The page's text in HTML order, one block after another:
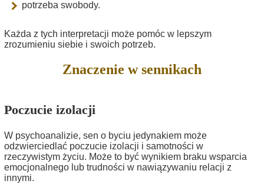
potrzeba swobody.
Każda z tych interpretacji może pomóc w lepszym
zrozumieniu siebie i swoich potrzeb.
Znaczenie w sennikach
Poczucie izolacji
W psychoanalizie, sen o byciu jedynakiem może
odzwierciedlać poczucie izolacji i samotności w
rzeczywistym życiu. Może to być wynikiem braku wsparcia
emocjonalnego lub trudności w nawiązywaniu relacji z
innymi.